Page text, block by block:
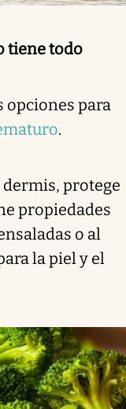
tiene todo
opciones para
.
protege
propiedades
o al
la piel y el